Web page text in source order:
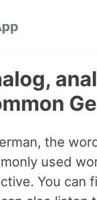
the
used
You can